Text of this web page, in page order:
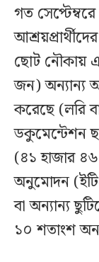
গত সেপ্টেম্বরে
ছোট নৌকায়
জন) অন্যান্য
করেছে (লরি
ডকুমেন্টেশন
(৪১ হাজার
অনুমোদন
বা অন্যান্য
১০ শতাংশ